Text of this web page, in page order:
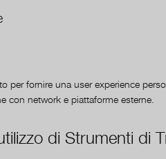
per fornire una user experience
con network e piattaforme esterne.
di Strumenti di